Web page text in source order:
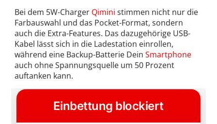
Bei dem 5W-Charger Qimini stimmen nicht nur die
Farbauswahl und das Pocket-Format, sondern
auch die Extra-Features. Das dazugehörige USB-
Kabel lässt sich in die Ladestation einrollen,
während eine Backup-Batterie Dein Smartphone
auch ohne Spannungsquelle um 50 Prozent
auftanken kann.